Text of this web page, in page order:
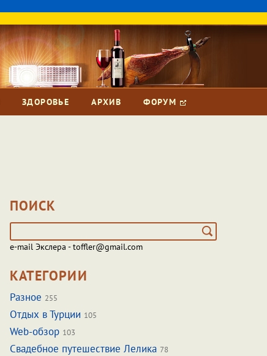
ЗДОРОВЬЕ АРХИВ ФОРУМ
ПОИСК
e-mail Экслера - toffler@gmail.com
КАТЕГОРИИ
Разное 255
Отдых в Турции 105
Web-обзор 103
Свадебное путешествие Лелика 78